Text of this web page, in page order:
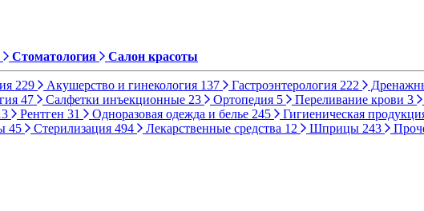
Стоматология Салон красоты
229 Акушерство и гинекология 137 Гастроэнтерология 222
47 Салфетки инъекционные 23 Ортопедия 5 Переливание крови 3
Рентген 31 Одноразовая одежда и белье 245 Гигиеническая
45 Стерилизация 494 Лекарственные средства 12 Шприцы 243